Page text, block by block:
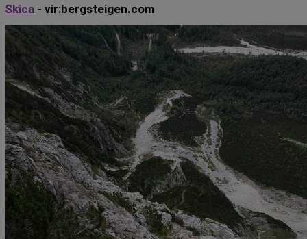
Skica - vir:bergsteigen.com